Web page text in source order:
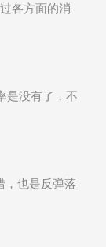
各方面的消
是没有了，不
，也是反弹落